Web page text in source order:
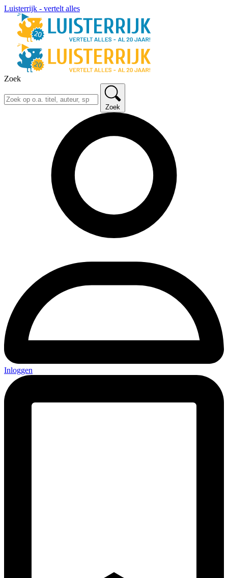
Luisterrijk - vertelt alles
Zoek
Zoek
Inloggen